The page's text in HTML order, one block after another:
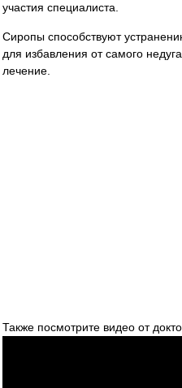
участия специалиста.
Сиропы способствуют
для избавления от самого
лечение.
Также посмотрите видео от